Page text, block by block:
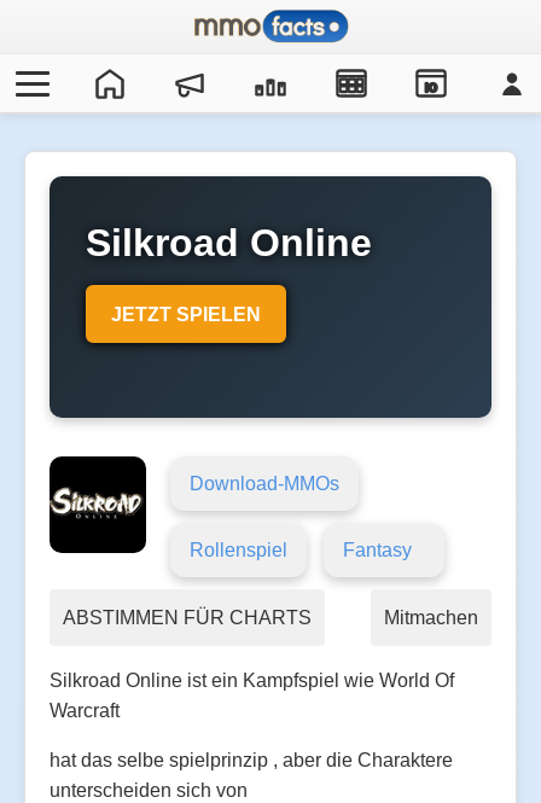
IO
Silkroad Online
JETZT SPIELEN
Download-MMOs
Rollenspiel Fantasy
ABSTIMMEN FÜR CHARTS Mitmachen
Silkroad Online ist ein Kampfspiel wie World Of
Warcraft
hat das selbe spielprinzip , aber die Charaktere
unterscheiden sich von